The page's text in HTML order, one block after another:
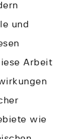
und
Arbeit
wie